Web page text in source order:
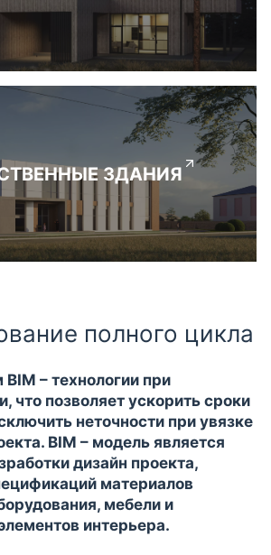
ЗДАНИЯ
полного цикла
– технологии при
что позволяет ускорить сроки
неточности при увязке
BIM – модель является
дизайн проекта,
материалов
мебели и
интерьера.